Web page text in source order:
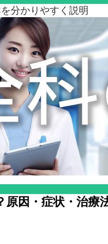
分かりやすく説明
原因・症状・治療